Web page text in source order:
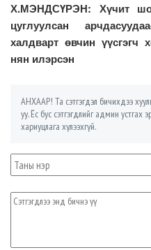
Х.МЭНДСҮРЭН: Хүчит
цуглуулсан
халдварт өвчин үүсгэгч
нян илэрсэн
АНХААР! Та сэтгэгдэл бичихдээ
уу. Ёс бус сэтгэгдлийг админ
хариуцлага хүлээхгүй.